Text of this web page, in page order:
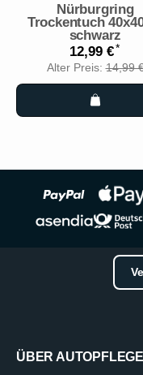
Nürburgring
Trockentuch
schwarz
12,99 €*
Alter Preis:14,99
ÜBER AUTOPFLEGE